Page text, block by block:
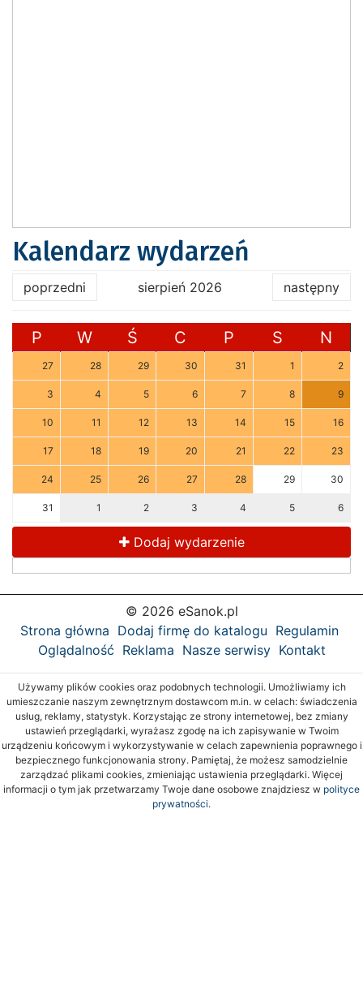
Kalendarz wydarzeń
poprzedni sierpień 2026 następny
P W Ś C P S N
27 28 29 30 31 1 2
3 4 5 6 7 8 9
10 11 12 13 14 15 16
17 18 19 20 21 22 23
24 25 26 27 28 29 30
31 1 2 3 4 5 6
Dodaj wydarzenie
© 2026 eSanok.pl
Strona główna Dodaj firmę do katalogu Regulamin
Oglądalność Reklama Nasze serwisy Kontakt
Używamy plików cookies oraz podobnych technologii. Umożliwiamy ich
umieszczanie naszym zewnętrznym dostawcom m.in. w celach: świadczenia
usług, reklamy, statystyk. Korzystając ze strony internetowej, bez zmiany
ustawień przeglądarki, wyrażasz zgodę na ich zapisywanie w Twoim
urządzeniu końcowym i wykorzystywanie w celach zapewnienia poprawnego i
bezpiecznego funkcjonowania strony. Pamiętaj, że możesz samodzielnie
zarządzać plikami cookies, zmieniając ustawienia przeglądarki. Więcej
informacji o tym jak przetwarzamy Twoje dane osobowe znajdziesz w polityce
prywatności.